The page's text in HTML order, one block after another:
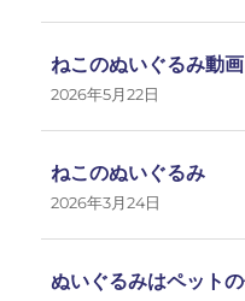
ねこのぬいぐるみ動画
2026年5月22日
ねこのぬいぐるみ
2026年3月24日
ぬいぐるみはペット